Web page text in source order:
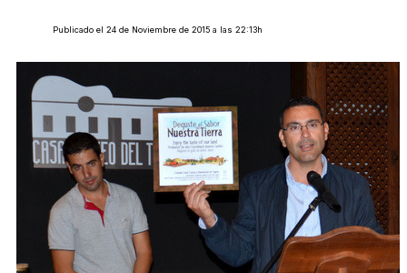
Publicado el 24 de Noviembre de 2015 a las 22:13h